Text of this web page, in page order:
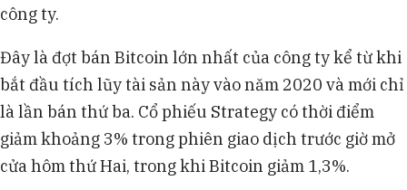
công ty.
Đây là đợt bán Bitcoin lớn nhất của công ty kể từ khi
bắt đầu tích lũy tài sản này vào năm 2020 và mới chỉ
là lần bán thứ ba. Cổ phiếu Strategy có thời điểm
giảm khoảng 3% trong phiên giao dịch trước giờ mở
cửa hôm thứ Hai, trong khi Bitcoin giảm 1,3%.